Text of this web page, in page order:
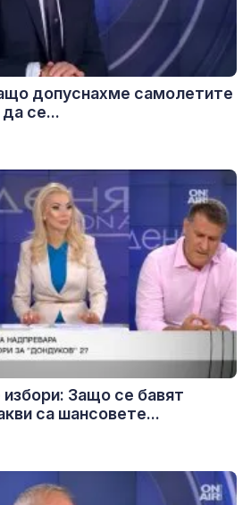
допуснахме самолетите
се...
Защо се бавят
са шансовете...